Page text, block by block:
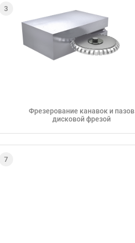
Фрезерование канавок и пазов
дисковой фрезой